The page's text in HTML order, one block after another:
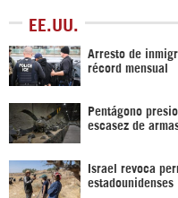
EE.UU.
Arresto de
récord mensual
Pentágono
escasez de
Israel revoca
estadounidenses